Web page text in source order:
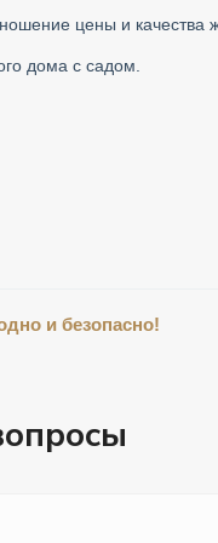
цены и качества
дома с садом.
и безопасно!